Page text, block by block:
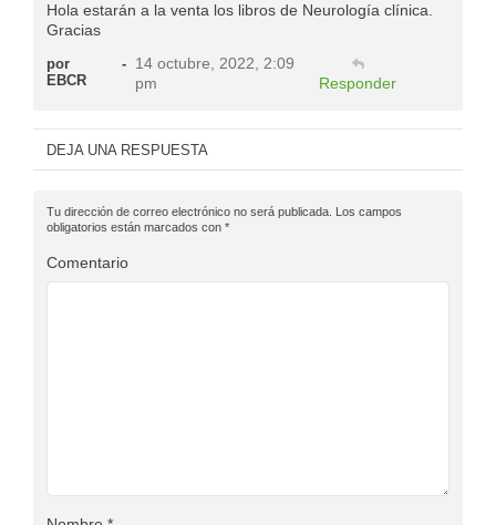
Hola estarán a la venta los libros de Neurología clínica.
Gracias
por
EBCR
- 14 octubre, 2022, 2:09
pm
Responder
DEJA UNA RESPUESTA
Tu dirección de correo electrónico no será publicada. Los campos
obligatorios están marcados con *
Comentario